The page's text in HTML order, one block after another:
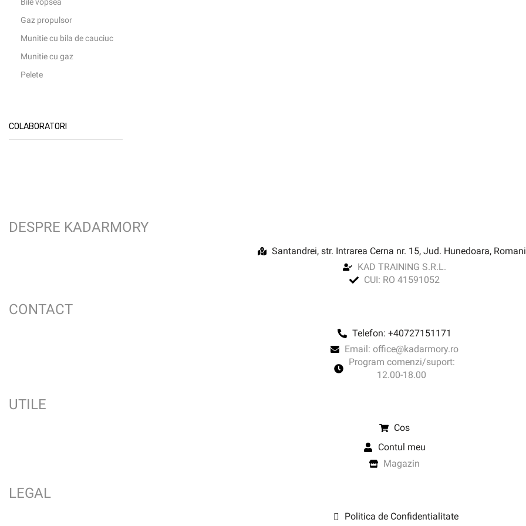
Gaz propulsor
Munitie cu bila de cauciuc
Munitie cu gaz
Pelete
COLABORATORI
DESPRE KADARMORY
Santandrei, str. Intrarea Cerna nr. 15, Jud. Hunedoara,
KAD TRAINING S.R.L.
CUI: RO 41591052
CONTACT
Telefon: +40727151171
Email: office@kadarmory.ro
Program comenzi/suport:
12.00-18.00
UTILE
Cos
Contul meu
Magazin
LEGAL
Politica de Confidentialitate